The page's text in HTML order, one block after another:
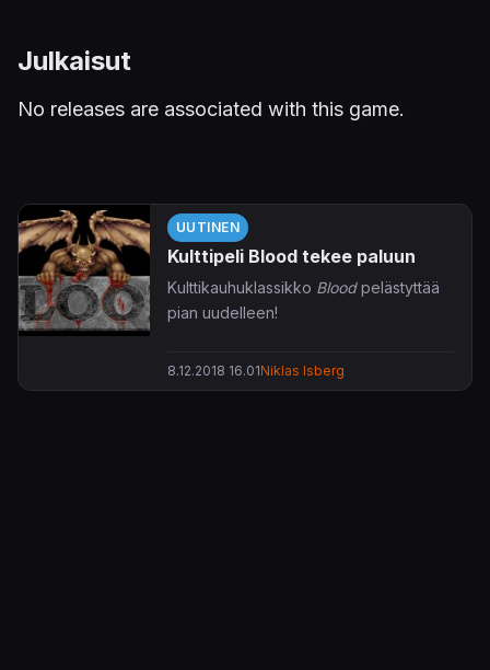
Julkaisut
No releases are associated with this game.
UUTINEN
Kulttipeli Blood tekee paluun
Kulttikauhuklassikko Bloodpelästyttää
pian uudelleen!
8.12.2018 16.01Niklas Isberg